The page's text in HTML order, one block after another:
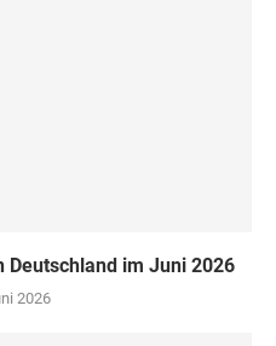
Deutschland im Juni 2026
2026